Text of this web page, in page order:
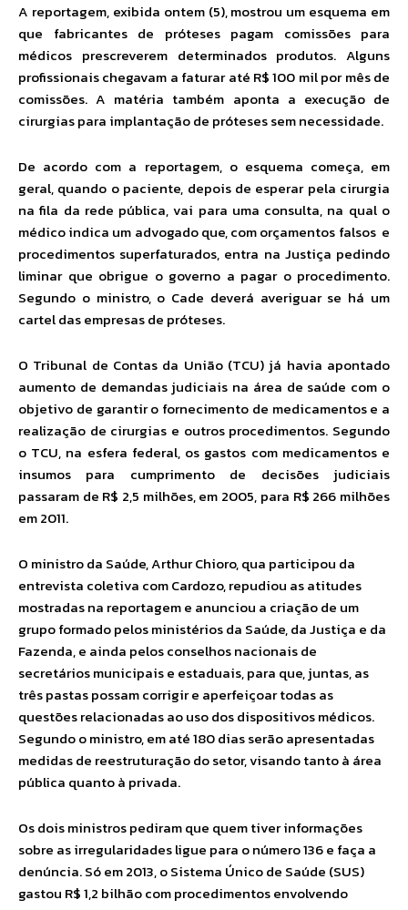
A reportagem, exibida ontem (5), mostrou um esquema em
que fabricantes de próteses pagam comissões para
médicos prescreverem determinados produtos. Alguns
profissionais chegavam a faturar até R$ 100 mil por mês de
comissões. A matéria também aponta a execução de
cirurgias para implantação de próteses sem necessidade.
De acordo com a reportagem, o esquema começa, em
geral, quando o paciente, depois de esperar pela cirurgia
na fila da rede pública, vai para uma consulta, na qual o
médico indica um advogado que, com orçamentos falsos e
procedimentos superfaturados, entra na Justiça pedindo
liminar que obrigue o governo a pagar o procedimento.
Segundo o ministro, o Cade deverá averiguar se há um
cartel das empresas de próteses.
O Tribunal de Contas da União (TCU) já havia apontado
aumento de demandas judiciais na área de saúde com o
objetivo de garantir o fornecimento de medicamentos e a
realização de cirurgias e outros procedimentos. Segundo
o TCU, na esfera federal, os gastos com medicamentos e
insumos para cumprimento de decisões judiciais
passaram de R$ 2,5 milhões, em 2005, para R$ 266 milhões
em 2011.
O ministro da Saúde, Arthur Chioro, qua participou da
entrevista coletiva com Cardozo, repudiou as atitudes
mostradas na reportagem e anunciou a criação de um
grupo formado pelos ministérios da Saúde, da Justiça e da
Fazenda, e ainda pelos conselhos nacionais de
secretários municipais e estaduais, para que, juntas, as
três pastas possam corrigir e aperfeiçoar todas as
questões relacionadas ao uso dos dispositivos médicos.
Segundo o ministro, em até 180 dias serão apresentadas
medidas de reestruturação do setor, visando tanto à área
pública quanto à privada.
Os dois ministros pediram que quem tiver informações
sobre as irregularidades ligue para o número 136 e faça a
denúncia. Só em 2013, o Sistema Único de Saúde (SUS)
gastou R$ 1,2 bilhão com procedimentos envolvendo